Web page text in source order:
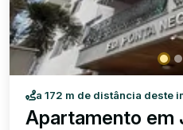
a 172 m de distância deste
Apartamento em